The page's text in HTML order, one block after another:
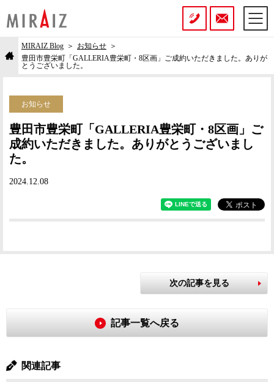
MIRAIZ Blog
お知らせ
豊田市豊栄町「GALLERIA豊栄町・8区画」ご成約いただきました。ありが
とうございました。
お知らせ
豊田市豊栄町「GALLERIA豊栄町・8区画」ご
成約いただきました。ありがとうございまし
た。
2024.12.08
記事一覧へ戻る
次の記事を見る
関連記事